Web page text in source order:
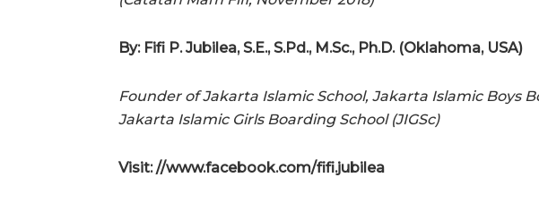
By: Fifi P. Jubilea, S.E., S.Pd., M.Sc., Ph.D. (Oklahoma, USA)
Founder of Jakarta Islamic School, Jakarta Islamic Boys
Jakarta Islamic Girls Boarding School (JIGSc)
Visit: //www.facebook.com/fifi.jubilea